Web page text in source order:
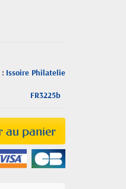
Issoire Philatelie
FR3225b
au panier